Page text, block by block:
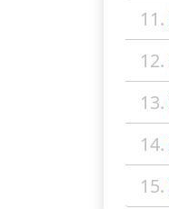
11.
12.
13.
14.
15.